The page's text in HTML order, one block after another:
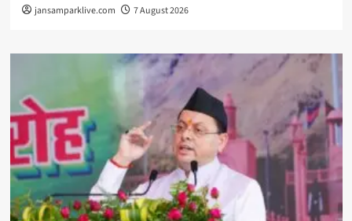
jansamparklive.com 7 August 2026